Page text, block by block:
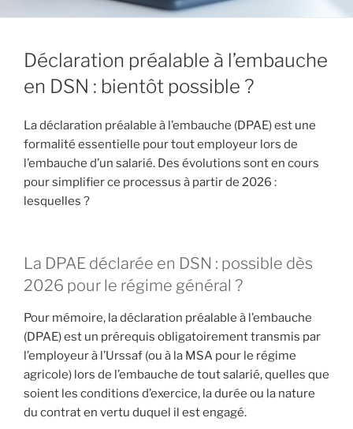
Déclaration préalable à l’embauche
en DSN : bientôt possible ?
La déclaration préalable à l’embauche (DPAE) est une
formalité essentielle pour tout employeur lors de
l’embauche d’un salarié. Des évolutions sont en cours
pour simplifier ce processus à partir de 2026 :
lesquelles ?
La DPAE déclarée en DSN : possible dès
2026 pour le régime général ?
Pour mémoire, la déclaration préalable à l’embauche
(DPAE) est un prérequis obligatoirement transmis par
l’employeur à l’Urssaf (ou à la MSA pour le régime
agricole) lors de l’embauche de tout salarié, quelles que
soient les conditions d’exercice, la durée ou la nature
du contrat en vertu duquel il est engagé.